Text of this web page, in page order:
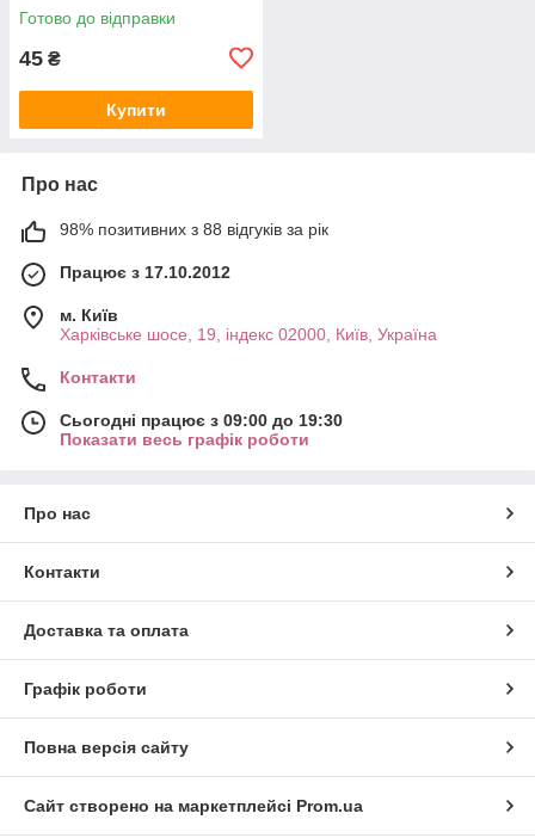
Готово до відправки
45 ₴
Купити
Про нас
98% позитивних з 88 відгуків за рік
Працює з 17.10.2012
м. Київ
Харківське шосе, 19, індекс 02000, Київ, Україна
Контакти
Сьогодні працює з 09:00 до 19:30
Показати весь графік роботи
Про нас
Контакти
Доставка та оплата
Графік роботи
Повна версія сайту
Сайт створено на маркетплейсі Prom.ua